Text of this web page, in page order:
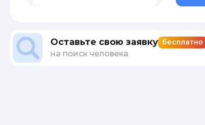
Оставьте свою заявку бесплатно
на поиск человека